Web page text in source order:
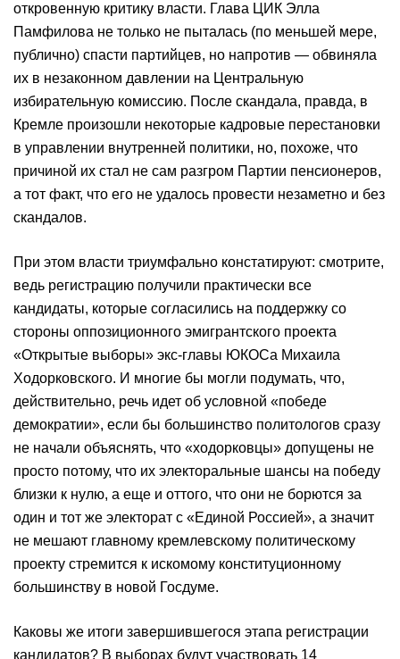
откровенную критику власти. Глава ЦИК Элла
Памфилова не только не пыталась (по меньшей мере,
публично) спасти партийцев, но напротив — обвиняла
их в незаконном давлении на Центральную
избирательную комиссию. После скандала, правда, в
Кремле произошли некоторые кадровые перестановки
в управлении внутренней политики, но, похоже, что
причиной их стал не сам разгром Партии пенсионеров,
а тот факт, что его не удалось провести незаметно и без
скандалов.
При этом власти триумфально констатируют: смотрите,
ведь регистрацию получили практически все
кандидаты, которые согласились на поддержку со
стороны оппозиционного эмигрантского проекта
«Открытые выборы» экс-главы ЮКОСа Михаила
Ходорковского. И многие бы могли подумать, что,
действительно, речь идет об условной «победе
демократии», если бы большинство политологов сразу
не начали объяснять, что «ходорковцы» допущены не
просто потому, что их электоральные шансы на победу
близки к нулю, а еще и оттого, что они не борются за
один и тот же электорат с «Единой Россией», а значит
не мешают главному кремлевскому политическому
проекту стремится к искомому конституционному
большинству в новой Госдуме.
Каковы же итоги завершившегося этапа регистрации
кандидатов? В выборах будут участвовать 14